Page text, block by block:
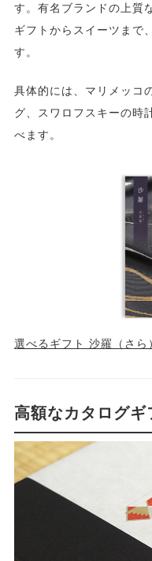
す。有名ブランドの上質
ギフトからスイーツまで
す。
具体的には、マリメッコ
グ、スワロフスキーの時
べます。
選べるギフト 沙羅（さら
高額なカタログギ